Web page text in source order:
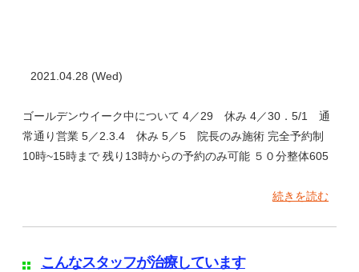
2021.04.28 (Wed)
ゴールデンウイーク中について 4／29 休み 4／30．5/1 通
常通り営業 5／2.3.4 休み 5／5 院長のみ施術 完全予約制
10時~15時まで 残り13時からの予約のみ可能 ５０分整体605
続きを読む
こんなスタッフが治療しています